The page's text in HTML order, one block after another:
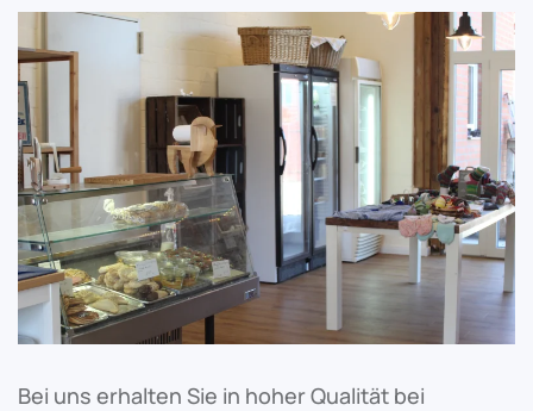
Bei uns erhalten Sie in hoher Qualität bei